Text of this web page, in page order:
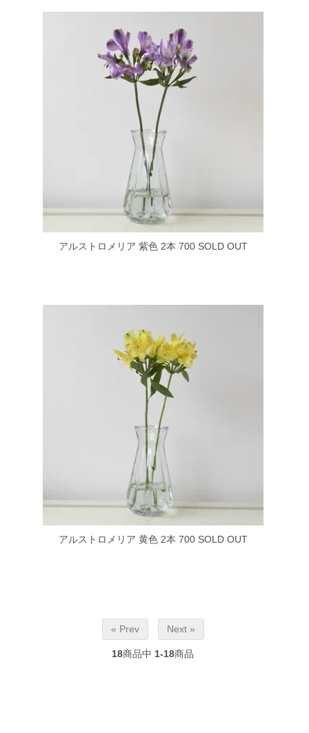
アルストロメリア 紫色 2本 700SOLD OUT
アルストロメリア 黄色 2本 700SOLD OUT
« Prev Next »
18商品中 1-18商品